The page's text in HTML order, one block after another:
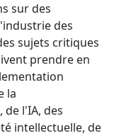
sur des
des
sujets critiques
prendre en
la
l'IA, des
intellectuelle, de